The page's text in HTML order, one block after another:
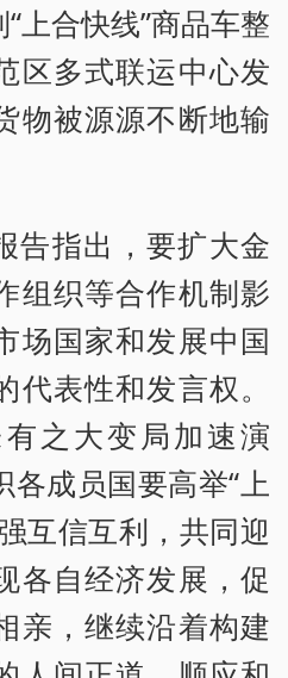
上合快线”商品车整
区多式联运中心发
物被源源不断地输
告指出，要扩大金
组织等合作机制影
场国家和发展中国
表性和发言权。
之大变局加速演
成员国要高举“上
互信互利，共同迎
各自经济发展，促
亲，继续沿着构建